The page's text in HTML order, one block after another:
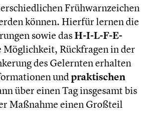
Frühwarnzeichen
können. Hierfür lernen die
sowie dasH-I-L-F-E-
Rückfragen in der
des Gelernten erhalten
undpraktischen
über einen Tag insgesamt bis
Maßnahme einen Großteil